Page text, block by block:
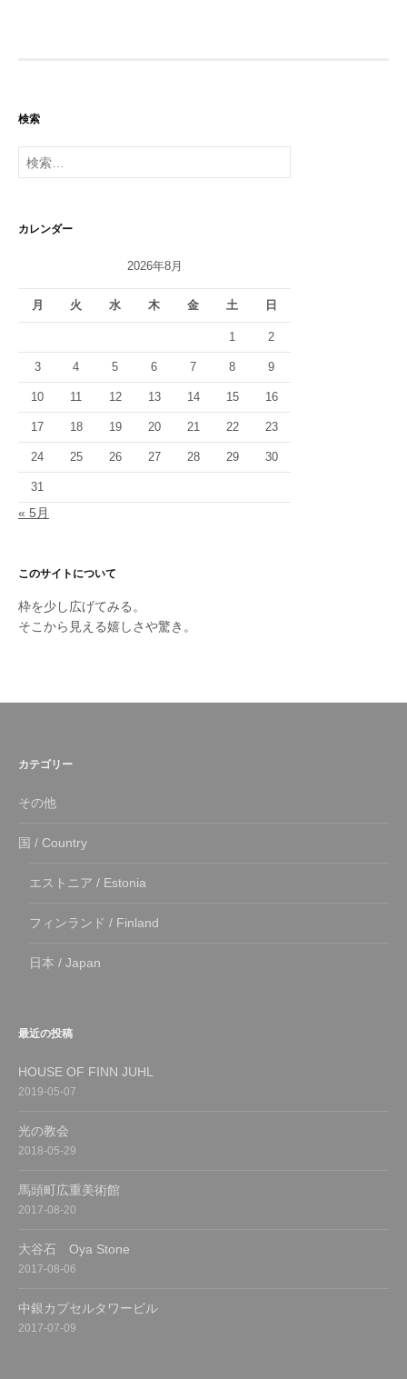
シ
ン
検索
検
索:
カレンダー
2026年8月
月 火 水 木 金 土 日
1 2
3 4 5 6 7 8 9
10 11 12 13 14 15 16
17 18 19 20 21 22 23
24 25 26 27 28 29 30
31
« 5月
このサイトについて
枠を少し広げてみる。
そこから見える嬉しさや驚き。
カテゴリー
その他
国 / Country
エストニア / Estonia
フィンランド / Finland
日本 / Japan
最近の投稿
HOUSE OF FINN JUHL
2019-05-07
光の教会
2018-05-29
馬頭町広重美術館
2017-08-20
大谷石 Oya Stone
2017-08-06
中銀カプセルタワービル
2017-07-09